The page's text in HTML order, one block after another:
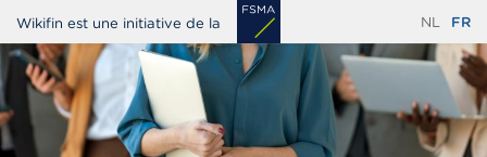
Aller
au
contenu
principal
Wikifin est une initiative de la NL FR